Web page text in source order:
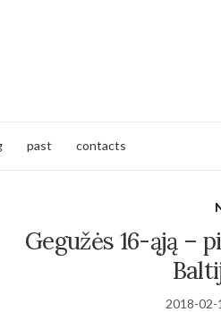
past contacts
Gegužės 16-ąją –
2018-02-